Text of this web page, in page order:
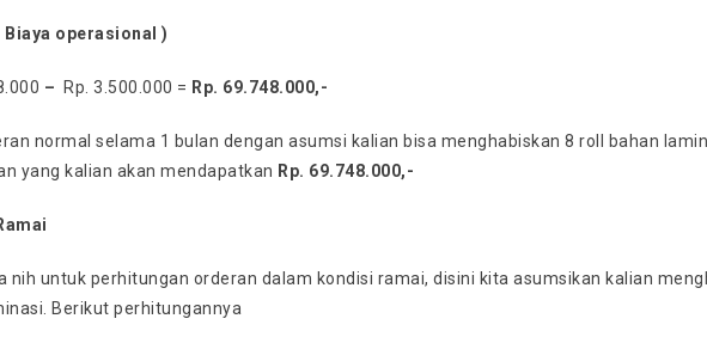
Biaya operasional )
– Rp. 3.500.000 = Rp. 69.748.000,-
normal selama 1 bulan dengan asumsi kalian bisa menghabiskan 8 roll bahan
yang kalian akan mendapatkan Rp. 69.748.000,-
nih untuk perhitungan orderan dalam kondisi ramai, disini kita asumsikan kalian
Berikut perhitungannya